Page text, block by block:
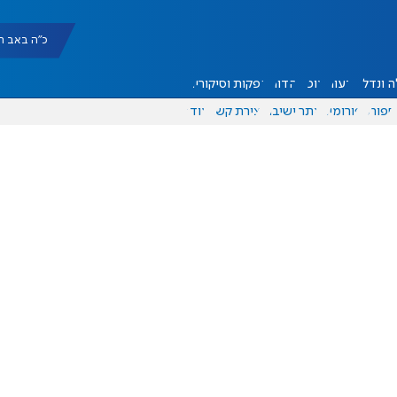
כ"ה באב תשפ"ו
ונדל"ן דעות אוכל יהדות הפקות וסיקורים
ספורט פורומים אתר ישיבה יצירת קשר עוד